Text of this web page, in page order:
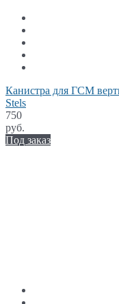
Канистра для ГСМ
Stels
750
руб.
Под заказ